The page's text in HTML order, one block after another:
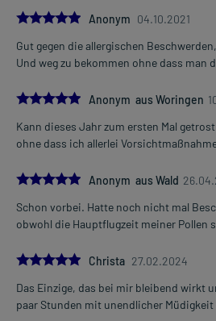
5.0Anonym 04.10.2021
Gut gegen die allergischen
Und weg zu bekommen ohne dass man
5.0Anonym aus Woringen
Kann dieses Jahr zum ersten Mal
ohne dass ich allerlei
5.0Anonym aus Wald
Schon vorbei. Hatte noch nicht mal
obwohl die Hauptflugzeit meiner Pollen
5.0
Christa 27.02.2024
Das Einzige, das bei mir bleibend wirkt
paar Stunden mit unendlicher Müdigkeit